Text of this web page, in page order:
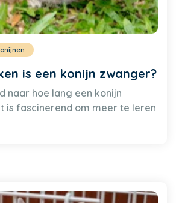
is een konijn zwanger?
naar hoe lang een konijn
is fascinerend om meer te leren